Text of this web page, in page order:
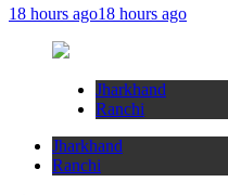
18 hours ago18 hours ago
Jharkhand
Ranchi
Jharkhand
Ranchi